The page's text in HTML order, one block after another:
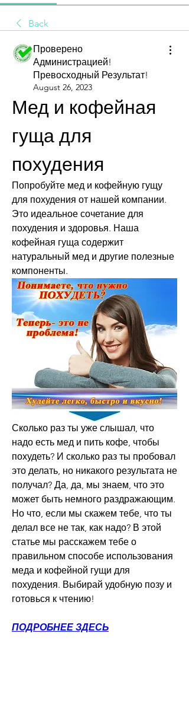
Back
Проверено
Администрацией!
Превосходный Результат!
August 26, 2023
Мед и кофейная
гуща для
похудения
Попробуйте мед и кофейную гущу
для похудения от нашей компании.
Это идеальное сочетание для
похудения и здоровья. Наша
кофейная гуща содержит
натуральный мед и другие полезные
компоненты.
Сколько раз ты уже слышал, что
надо есть мед и пить кофе, чтобы
похудеть? И сколько раз ты пробовал
это делать, но никакого результата не
получал? Да, да, мы знаем, что это
может быть немного раздражающим.
Но что, если мы скажем тебе, что ты
делал все не так, как надо? В этой
статье мы расскажем тебе о
правильном способе использования
меда и кофейной гущи для
похудения. Выбирай удобную позу и
готовься к чтению!
ПОДРОБНЕЕ ЗДЕСЬ